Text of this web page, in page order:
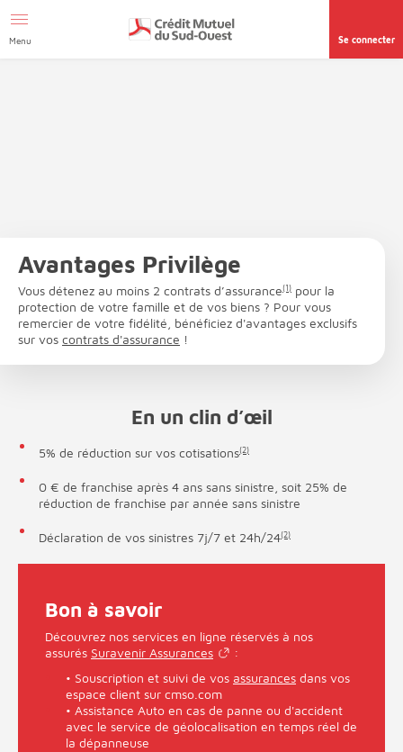
page accessibilité
Menu Se connecter
Avantages Privilège
Vous détenez au moins 2 contrats d’assurance(1) pour la
protection de votre famille et de vos biens ? Pour vous
remercier de votre fidélité, bénéficiez d'avantages exclusifs
sur vos contrats d'assurance !
En un clin d’œil
5% de réduction sur vos cotisations(2)
0 € de franchise après 4 ans sans sinistre, soit 25% de
réduction de franchise par année sans sinistre
Déclaration de vos sinistres 7j/7 et 24h/24(2)
Bon à savoir
Découvrez nos services en ligne réservés à nos
assurés Suravenir Assurances
:
• Souscription et suivi de vos assurances dans vos
espace client sur cmso.com
• Assistance Auto en cas de panne ou d'accident
avec le service de géolocalisation en temps réel de
la dépanneuse